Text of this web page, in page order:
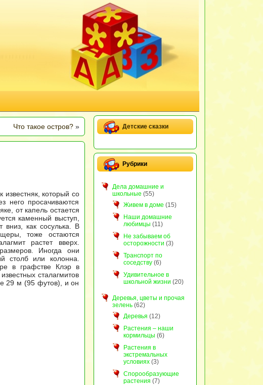
Что такое остров?»
который со
него просачиваются
от капель остается
каменный выступ,
вниз, как сосулька. В
тоже остаются
растет вверх.
Иногда они
столб или колонна.
в графстве Клэр в
сталагмитов
29 м (95 футов), и он
Детские сказки
Рубрики
Дела домашние и
школьные (55)
Живем в доме (15)
Наши домашние
любимцы (11)
Не забываем об
осторожности (3)
Транспорт по
соседству(6)
Удивительное в
школьной жизни (20)
Деревья, цветы и прочая
зелень(62)
Деревья (12)
Растения – наши
кормильцы (6)
Растения в
экстремальных
условиях(3)
Спорообразующие
растения (7)